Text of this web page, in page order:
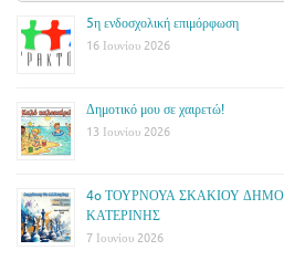
5η ενδοσχολική επιμόρφωση
16 Ιουνίου 2026
Δημοτικό μου σε χαιρετώ!
13 Ιουνίου 2026
4o ΤΟΥΡΝΟΥΑ ΣΚΑΚΙΟΥ
ΚΑΤΕΡΙΝΗΣ
7 Ιουνίου 2026